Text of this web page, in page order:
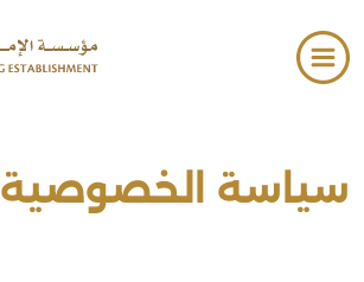
تخطي إلى المحتوى الرئيسي
فتح قائمة الوصول
سياسة الخصوصية